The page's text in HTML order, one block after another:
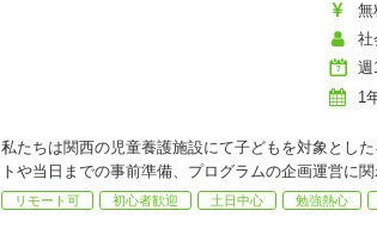
無
社
週
1
私たちは関西の児童養護施設にて子どもを対象とし
トや当日までの事前準備、プログラムの企画運営に
リモート可 初心者歓迎 土日中心 勉強熱心